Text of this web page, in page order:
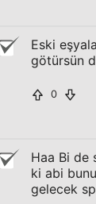
Eski
götürsün
0
Haa Bi de
ki abi
gelecek